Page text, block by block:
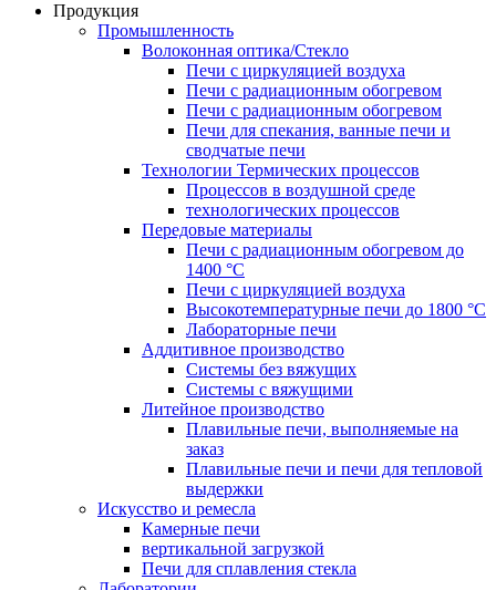
Продукция
Промышленность
Волоконная оптика/Cтекло
Печи с циркуляцией воздуха
Печи с радиационным обогревом
Печи с радиационным обогревом
Печи для спекания, ванные печи и
сводчатые печи
Технологии Термических процессов
Процессов в воздушной среде
технологических процессов
Передовые материалы
Печи с радиационным обогревом до
1400 °C
Печи с циркуляцией воздуха
Высокотемпературные печи до 1800 °C
Лабораторные печи
Аддитивное производство
Системы без вяжущих
Системы с вяжущими
Литейное производство
Плавильные печи, выполняемые на
заказ
Плавильные печи и печи для тепловой
выдержки
Искусство и ремесла
Камерные печи
вертикальной загрузкой
Печи для сплавления стекла